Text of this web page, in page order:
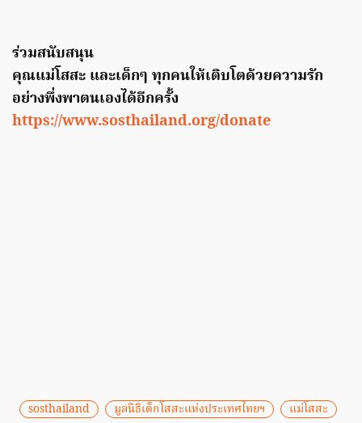
ร่วมสนับสนุน
คุณแม่โสสะ และเด็กๆ ทุกคนให้เติบโตด้วยความรัก
อย่างพึ่งพาตนเองได้อีกครั้ง
https://www.sosthailand.org/donate
sosthailand มูลนิธิเด็กโสสะแห่งประเทศไทยฯ แม่โสสะ